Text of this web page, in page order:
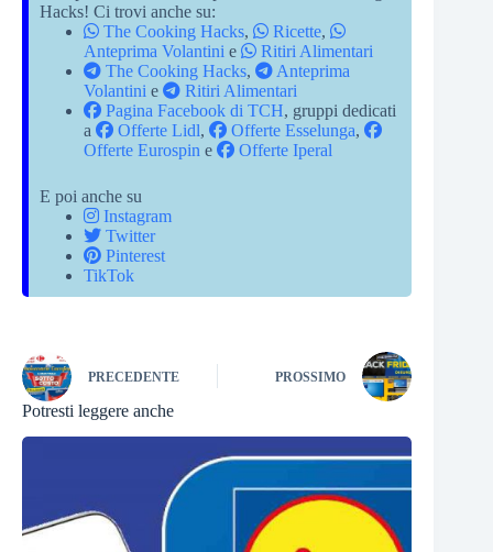
Hacks! Ci trovi anche su:
The Cooking Hacks, Ricette,
Anteprima Volantini e
Ritiri Alimentari
The Cooking Hacks,
Anteprima
Volantini e
Ritiri Alimentari
Pagina Facebook di TCH, gruppi dedicati
a
Offerte Lidl, Offerte Esselunga,
Offerte Eurospin e Offerte Iperal
E poi anche su
Instagram
Twitter
Pinterest
TikTok
PRECEDENTE PROSSIMO
Potresti leggere anche